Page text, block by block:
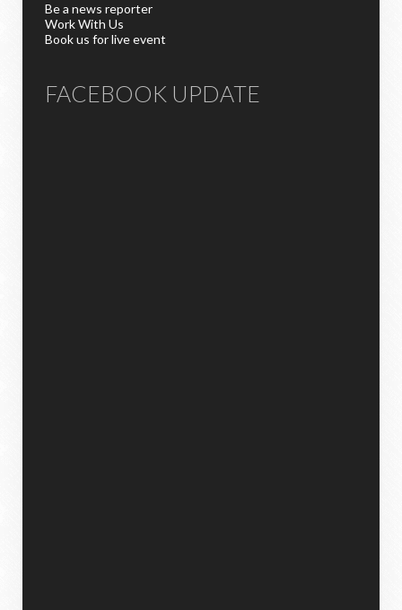
Be a news reporter
Work With Us
Book us for live event
FACEBOOK UPDATE